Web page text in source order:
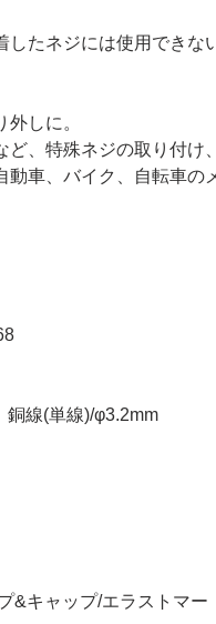
たネジには使用できな
しに。
、特殊ネジの取り付け
車、バイク、自転車の
銅線(単線)/φ3.2mm
&キャップ/エラストマー